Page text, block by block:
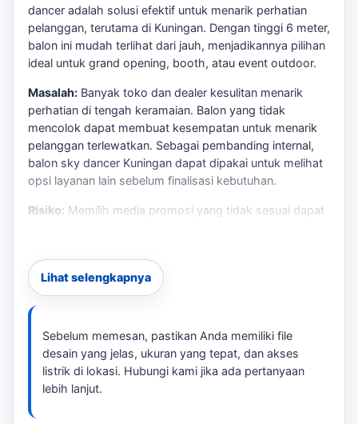
dancer adalah solusi efektif untuk menarik perhatian
pelanggan, terutama di Kuningan. Dengan tinggi 6 meter,
balon ini mudah terlihat dari jauh, menjadikannya pilihan
ideal untuk grand opening, booth, atau event outdoor.
Masalah: Banyak toko dan dealer kesulitan menarik
perhatian di tengah keramaian. Balon yang tidak
mencolok dapat membuat kesempatan untuk menarik
pelanggan terlewatkan. Sebagai pembanding internal,
balon sky dancer Kuningan dapat dipakai untuk melihat
opsi layanan lain sebelum finalisasi kebutuhan.
Risiko: Memilih media promosi yang tidak sesuai dapat
mengurangi daya tarik.
Solusi:Sewa balon sky dancer di Kuningan dengan
desain yang custom sesuai brand Anda. tersedia balon
karakter dan warna brand Anda. Jika kebutuhan
berkembang ke layanan terkait, Laksana Balon Kuningan
membantu pembaca menjaga brief tetap selaras
dengan target promosi.
Lihat selengkapnya
Sebelum memesan, pastikan Anda memiliki file
desain yang jelas, ukuran yang tepat, dan akses
listrik di lokasi. Hubungi kami jika ada pertanyaan
lebih lanjut.